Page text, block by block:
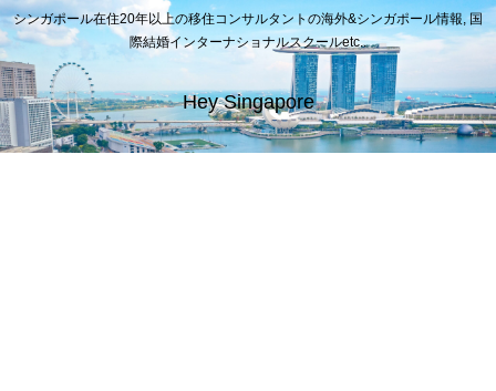
シンガポール在住20年以上の移住コンサルタントの海外&シンガポール情報, 国
際結婚インターナショナルスクールetc..
Hey Singapore